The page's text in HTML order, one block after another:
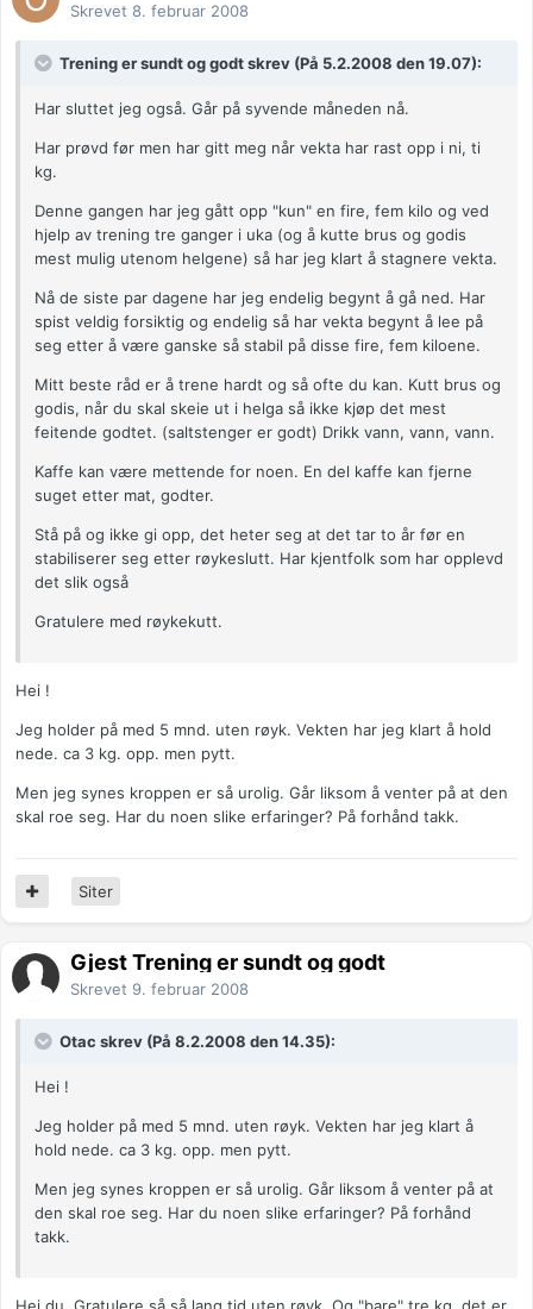
Skrevet 8. februar 2008
Trening er sundt og godt skrev (På 5.2.2008 den 19.07):
Har sluttet jeg også. Går på syvende måneden nå.
Har prøvd før men har gitt meg når vekta har rast opp i ni, ti
kg.
Denne gangen har jeg gått opp "kun" en fire, fem kilo og ved
hjelp av trening tre ganger i uka (og å kutte brus og godis
mest mulig utenom helgene) så har jeg klart å stagnere vekta.
Nå de siste par dagene har jeg endelig begynt å gå ned. Har
spist veldig forsiktig og endelig så har vekta begynt å lee på
seg etter å være ganske så stabil på disse fire, fem kiloene.
Mitt beste råd er å trene hardt og så ofte du kan. Kutt brus og
godis, når du skal skeie ut i helga så ikke kjøp det mest
feitende godtet. (saltstenger er godt) Drikk vann, vann, vann.
Kaffe kan være mettende for noen. En del kaffe kan fjerne
suget etter mat, godter.
Stå på og ikke gi opp, det heter seg at det tar to år før en
stabiliserer seg etter røykeslutt. Har kjentfolk som har opplevd
det slik også
Gratulere med røykekutt.
Hei !
Jeg holder på med 5 mnd. uten røyk. Vekten har jeg klart å hold
nede. ca 3 kg. opp. men pytt.
Men jeg synes kroppen er så urolig. Går liksom å venter på at den
skal roe seg. Har du noen slike erfaringer? På forhånd takk.
Siter
Gjest Trening er sundt og godt
Skrevet 9. februar 2008
Otac skrev (På 8.2.2008 den 14.35):
Hei !
Jeg holder på med 5 mnd. uten røyk. Vekten har jeg klart å
hold nede. ca 3 kg. opp. men pytt.
Men jeg synes kroppen er så urolig. Går liksom å venter på at
den skal roe seg. Har du noen slike erfaringer? På forhånd
takk.